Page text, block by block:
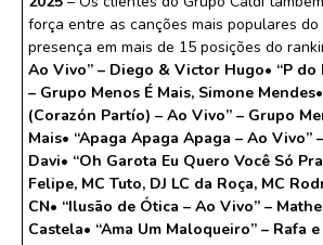
força entre as canções mais populares do
presença em mais de 15 posições do
Ao Vivo” – Diego & Victor Hugo•⁠ ⁠“P
– Grupo Menos É Mais, Simone Mendes
(Corazón Partío) – Ao Vivo” – Grupo
Mais•⁠ ⁠“Apaga Apaga Apaga – Ao Vivo”
Davi•⁠ ⁠“Oh Garota Eu Quero Você Só
Felipe, MC Tuto, DJ LC da Roça, MC
CN•⁠ ⁠“Ilusão de Ótica – Ao Vivo” –
Castela•⁠ ⁠“Ama Um Maloqueiro” – Rafa